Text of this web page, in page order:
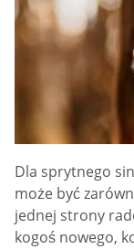
Dla sprytnego
może być
jednej strony
kogoś nowego,